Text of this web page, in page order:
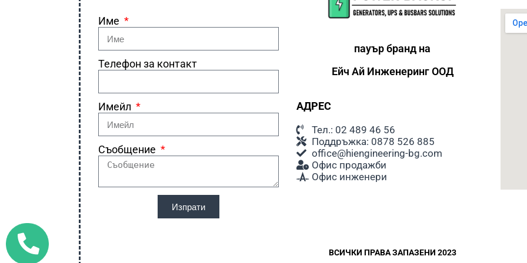
Име
Телефон за контакт
Имейл
Съобщение
Изпрати
пауър бранд на
Ейч Ай Инженеринг ООД
АДРЕС
Тел.: 02 489 46 56
Поддръжка: 0878 526 885
office@hiengineering-bg.com
Офис продажби
Офис инженери
ВСИЧКИ ПРАВА ЗАПАЗЕНИ 2023